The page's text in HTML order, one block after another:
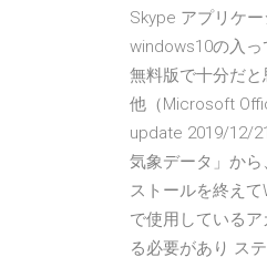
Skype アプリケ
windows10の入
無料版で十分だ
他（Microsoft
update 2019/12/
気象データ」か
ストールを終え
で使用している
る必要があり ス